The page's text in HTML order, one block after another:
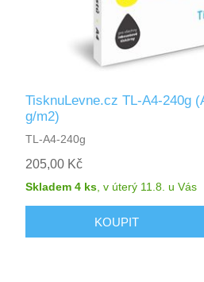
TisknuLevne.cz TL-A4-240g
g/m2)
TL-A4-240g
205,00 Kč
Skladem 4 ks,v úterý 11.8. u Vás